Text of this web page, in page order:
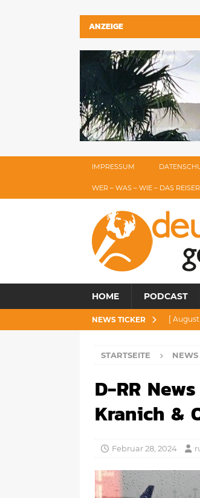
ANZEIGE
IMPRESSUM
WER – WAS – WIE – DAS
HOME PODCAST
NEWS TICKER [ August
[ Juli
[ Juli
STARTSEITE NEWS
D-RR
Kranich &
Februar 28, 2024